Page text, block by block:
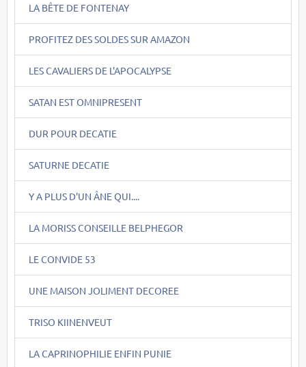
LA BÊTE DE FONTENAY
PROFITEZ DES SOLDES SUR AMAZON
LES CAVALIERS DE L'APOCALYPSE
SATAN EST OMNIPRESENT
DUR POUR DECATIE
SATURNE DECATIE
Y A PLUS D'UN ÂNE QUI....
LA MORISS CONSEILLE BELPHEGOR
LE CONVIDE 53
UNE MAISON JOLIMENT DECOREE
TRISO KIINENVEUT
LA CAPRINOPHILIE ENFIN PUNIE